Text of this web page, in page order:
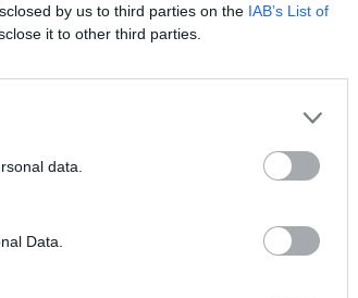
by us to third parties on the IAB’s List of
it to other third parties.
data.
Data.